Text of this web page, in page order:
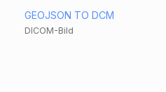
GEOJSON TO DCM
DICOM-Bild